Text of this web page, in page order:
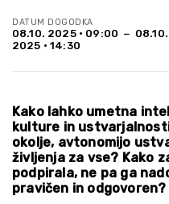
DATUM DOGODKA
08.10. 2025 • 09:00 − 08.10.
2025 • 14:30
Kako lahko umetna
kulture in
okolje, avtonomijo
življenja za vse? Kako
podpirala, ne pa ga
pravičen in odgovoren?